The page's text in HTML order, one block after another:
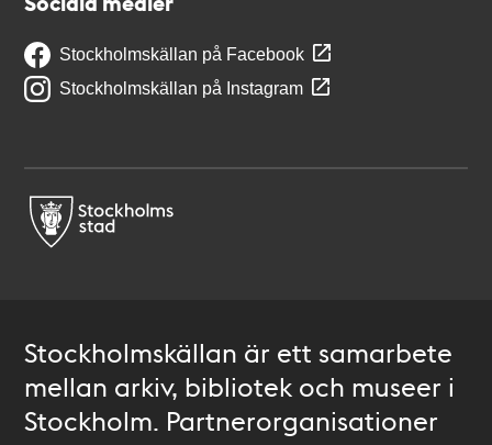
Stockholmskällan på Facebook
Stockholmskällan på Instagram
Stockholmskällan är ett samarbete
mellan arkiv, bibliotek och museer i
Stockholm. Partnerorganisationer